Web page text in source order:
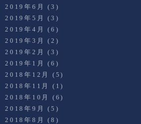
2019年6月
(3)
2019年5月
(3)
2019年4月
(6)
2019年3月
(2)
2019年2月
(3)
2019年1月
(6)
2018年12月
(5)
2018年11月
(1)
2018年10月
(6)
2018年9月
(5)
2018年8月
(8)